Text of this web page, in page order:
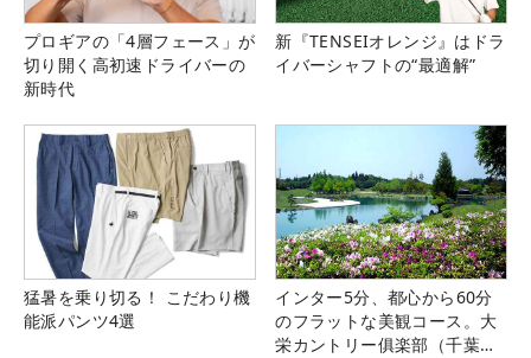
プロギアの「4層フェース」が
切り開く高初速ドライバーの
新時代
新『TENSEIオレンジ』はドラ
イバーシャフトの“最適解”
猛暑を乗り切る！ こだわり機
能派パンツ4選
インター5分、都心から60分
のフラットな美観コース。大
栄カントリー俱楽部（千葉